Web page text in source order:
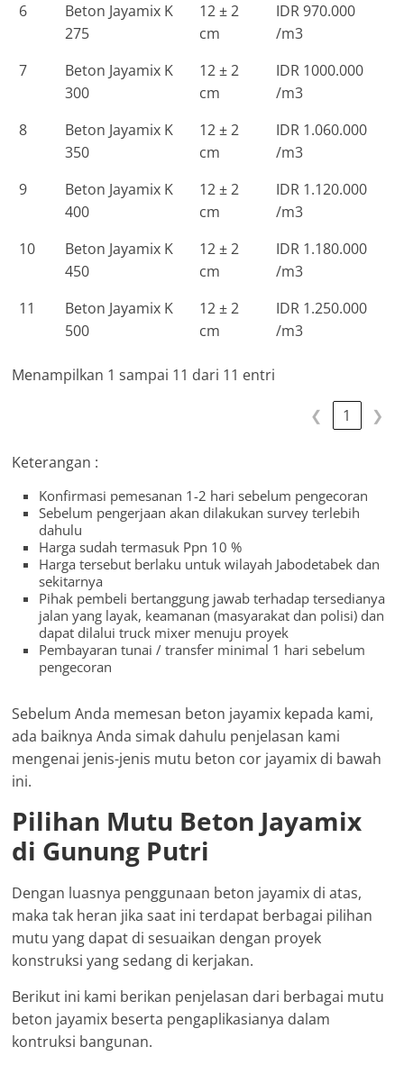
6
Beton Jayamix K
275
12 ± 2
cm
IDR 970.000
/m3
7
Beton Jayamix K
300
12 ± 2
cm
IDR 1000.000
/m3
8
Beton Jayamix K
350
12 ± 2
cm
IDR 1.060.000
/m3
9
Beton Jayamix K
400
12 ± 2
cm
IDR 1.120.000
/m3
10
Beton Jayamix K
450
12 ± 2
cm
IDR 1.180.000
/m3
11
Beton Jayamix K
500
12 ± 2
cm
IDR 1.250.000
/m3
Menampilkan 1 sampai 11 dari 11 entri
❮ 1 ❯
Keterangan :
Konfirmasi pemesanan 1-2 hari sebelum pengecoran
Sebelum pengerjaan akan dilakukan survey terlebih
dahulu
Harga sudah termasuk Ppn 10 %
Harga tersebut berlaku untuk wilayah Jabodetabek dan
sekitarnya
Pihak pembeli bertanggung jawab terhadap tersedianya
jalan yang layak, keamanan (masyarakat dan polisi) dan
dapat dilalui truck mixer menuju proyek
Pembayaran tunai / transfer minimal 1 hari sebelum
pengecoran
Sebelum Anda memesan beton jayamix kepada kami,
ada baiknya Anda simak dahulu penjelasan kami
mengenai jenis-jenis mutu beton cor jayamix di bawah
ini.
Pilihan Mutu Beton Jayamix
di Gunung Putri
Dengan luasnya penggunaan beton jayamix di atas,
maka tak heran jika saat ini terdapat berbagai pilihan
mutu yang dapat di sesuaikan dengan proyek
konstruksi yang sedang di kerjakan.
Berikut ini kami berikan penjelasan dari berbagai mutu
beton jayamix beserta pengaplikasianya dalam
kontruksi bangunan.